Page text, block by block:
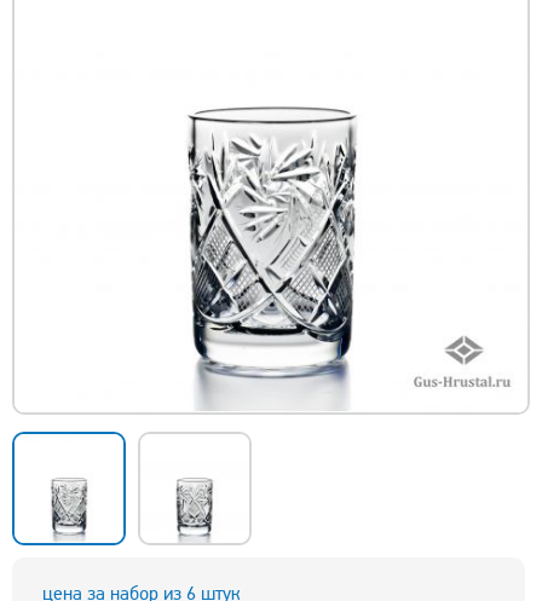
цена за набор из 6 штук